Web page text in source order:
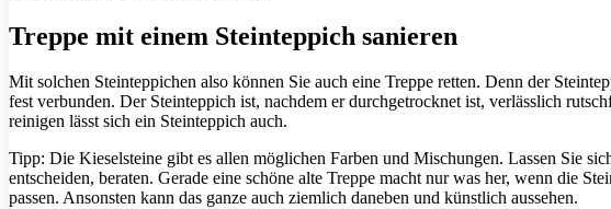
Treppe mit einem Steinteppich sanieren
Mit solchen Steinteppichen also können Sie auch eine Treppe retten. Denn der
fest verbunden. Der Steinteppich ist, nachdem er durchgetrocknet ist, verlässlich
reinigen lässt sich ein Steinteppich auch.
Tipp: Die Kieselsteine gibt es allen möglichen Farben und Mischungen. Lassen Sie
entscheiden, beraten. Gerade eine schöne alte Treppe macht nur was her, wenn die
passen. Ansonsten kann das ganze auch ziemlich daneben und künstlich aussehen.